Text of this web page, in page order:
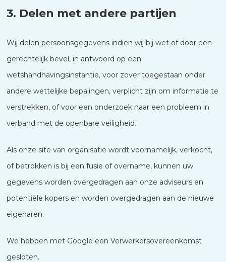
3. Delen met andere partijen
Wij delen persoonsgegevens indien wij bij wet of door een
gerechtelijk bevel, in antwoord op een
wetshandhavingsinstantie, voor zover toegestaan onder
andere wettelijke bepalingen, verplicht zijn om informatie te
verstrekken, of voor een onderzoek naar een probleem in
verband met de openbare veiligheid.
Als onze site van organisatie wordt voornamelijk, verkocht,
of betrokken is bij een fusie of overname, kunnen uw
gegevens worden overgedragen aan onze adviseurs en
potentiële kopers en worden overgedragen aan de nieuwe
eigenaren.
We hebben met Google een Verwerkersovereenkomst
gesloten.